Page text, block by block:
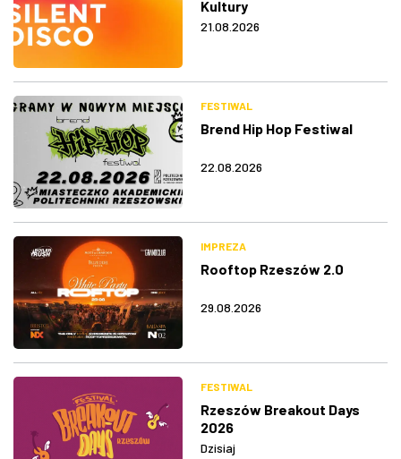
Kultury
21.08.2026
FESTIWAL
Brend Hip Hop Festiwal
22.08.2026
IMPREZA
Rooftop Rzeszów 2.0
29.08.2026
FESTIWAL
Rzeszów Breakout Days
2026
Dzisiaj